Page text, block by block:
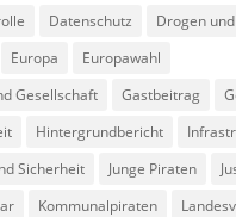
Datenschutz
Drogen
Europa
Europawahl
Gesellschaft
Gastbeitrag
Hintergrundbericht
Sicherheit
Junge Piraten
Kommunalpiraten